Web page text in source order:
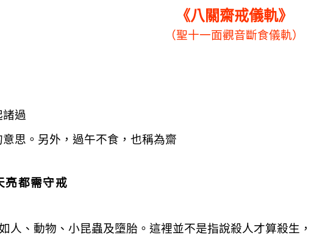
《八關齋戒儀軌》
（聖十一面觀音斷食儀軌）
諸過
思。另外，過午不食，也稱為齋
亮都需守戒
人、動物、小昆蟲及墮胎 。這裡並不是指說殺人才算殺生